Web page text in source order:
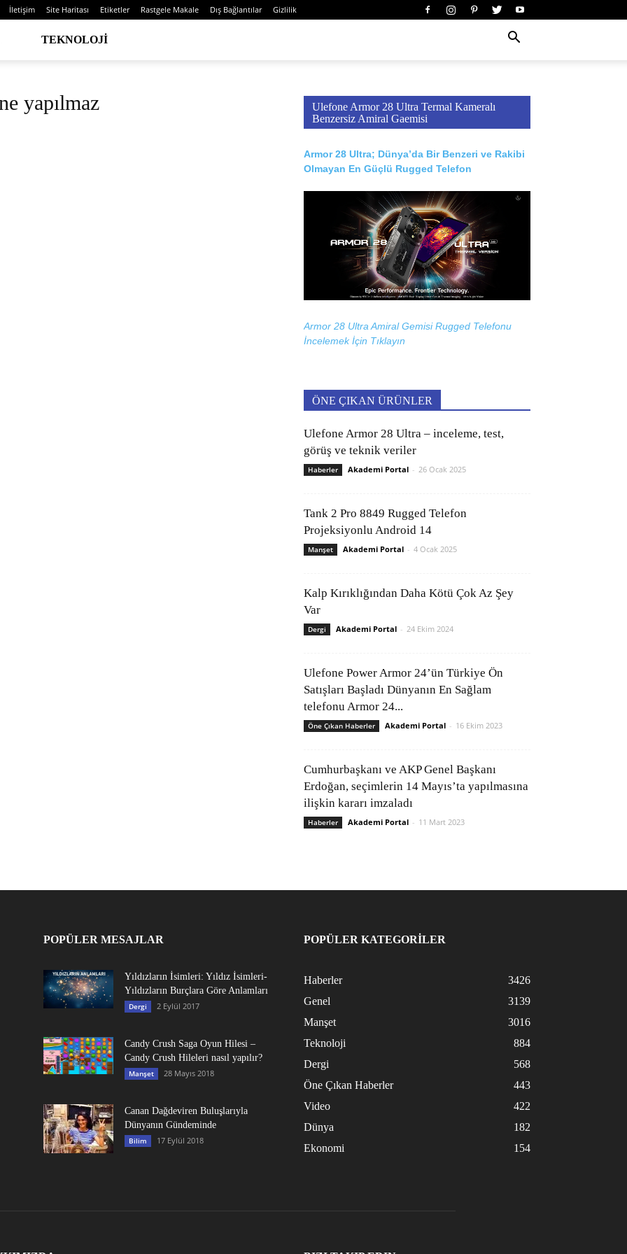
İletişim Site Haritası Etiketler Rastgele Makale Dış Bağlantılar Gizlilik
TEKNOLOJI
yapılmaz
Ulefone Armor 28 Ultra Termal Kameralı
Benzersiz Amiral Gaemisi
Armor 28 Ultra; Dünya’da Bir Benzeri ve Rakibi
Olmayan En Güçlü Rugged Telefon
Armor 28 Ultra Amiral Gemisi Rugged Telefonu
İncelemek İçin Tıklayın
ÖNE ÇIKAN ÜRÜNLER
Ulefone Armor 28 Ultra – inceleme, test,
görüş ve teknik veriler
Haberler Akademi Portal - 26 Ocak 2025
Tank 2 Pro 8849 Rugged Telefon
Projeksiyonlu Android 14
Manşet Akademi Portal - 4 Ocak 2025
Kalp Kırıklığından Daha Kötü Çok Az Şey
Var
Dergi Akademi Portal - 24 Ekim 2024
Ulefone Power Armor 24’ün Türkiye Ön
Satışları Başladı Dünyanın En Sağlam
telefonu Armor 24...
Öne Çıkan Haberler Akademi Portal - 16 Ekim 2023
Cumhurbaşkanı ve AKP Genel Başkanı
Erdoğan, seçimlerin 14 Mayıs’ta yapılmasına
ilişkin kararı imzaladı
Haberler Akademi Portal - 11 Mart 2023
POPÜLER MESAJLAR
Yıldızların İsimleri: Yıldız İsimleri-
Yıldızların Burçlara Göre Anlamları
Dergi 2 Eylül 2017
Candy Crush Saga Oyun Hilesi –
Candy Crush Hileleri nasıl yapılır?
Manşet 28 Mayıs 2018
Canan Dağdeviren Buluşlarıyla
Dünyanın Gündeminde
Bilim 17 Eylül 2018
POPÜLER KATEGORİLER
Haberler
3426
Genel
3139
Manşet
3016
Teknoloji
884
Dergi
568
Öne Çıkan Haberler
443
Video
422
Dünya
182
Ekonomi
154